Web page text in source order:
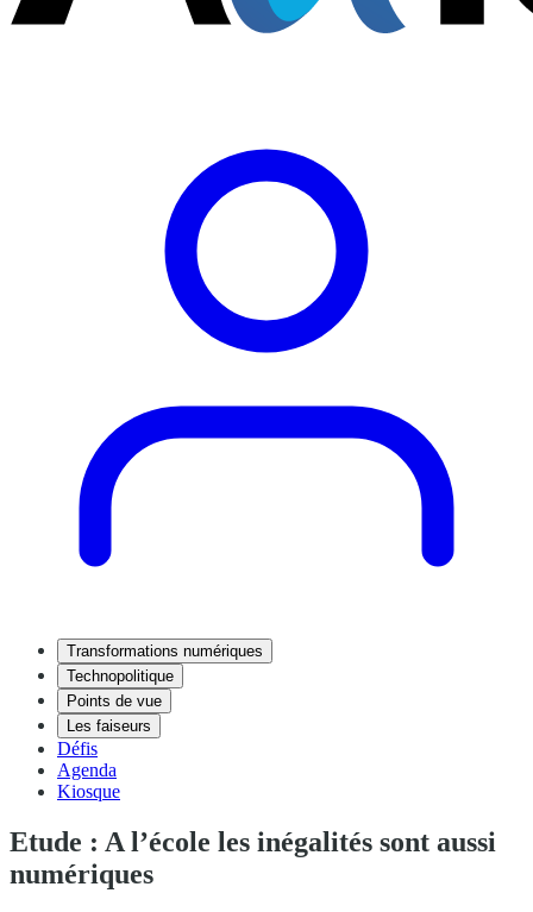
Transformations numériques
Technopolitique
Points de vue
Les faiseurs
Défis
Agenda
Kiosque
Etude : A l’école les inégalités sont aussi
numériques